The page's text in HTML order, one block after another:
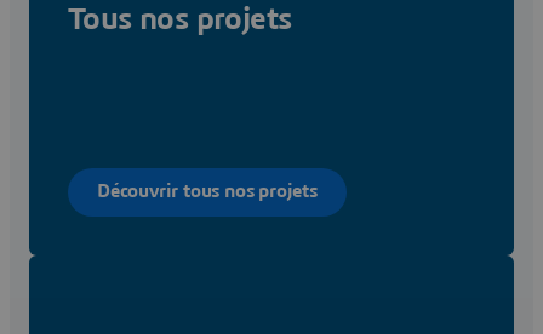
Tous nos projets
Découvrir tous nos projets